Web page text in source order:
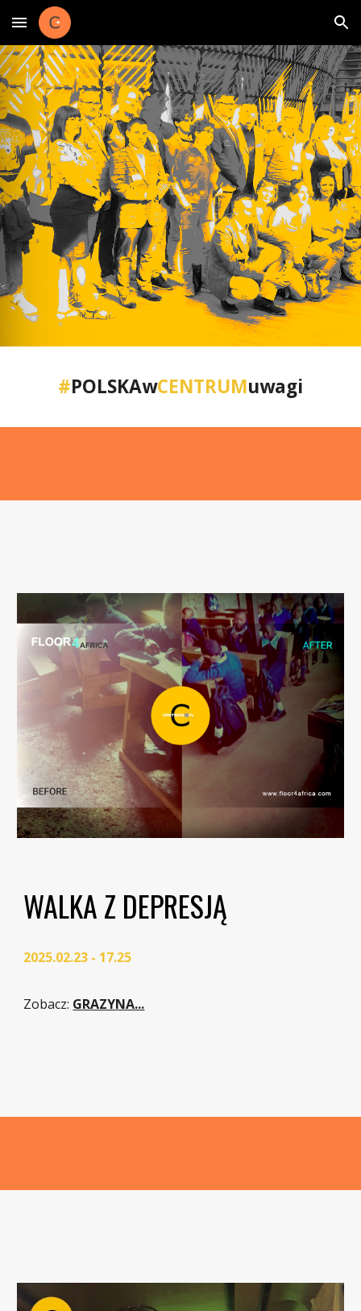
Skip to main content Skip to navigation
#POLSKAwCENTRUMuwagi
WALKA Z DEPRESJĄ
2025.02.23 - 17.25
Zobacz: GRAZYNA...